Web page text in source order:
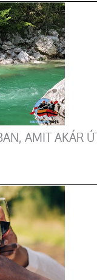
AMIT AKÁR